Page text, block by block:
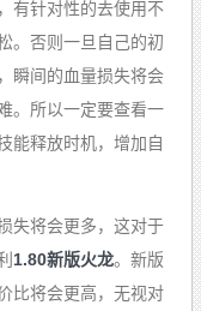
针对性的去使用不
。否则一旦自己的初
瞬间的血量损失将会
。所以一定要查看一
能释放时机，增加自
将会更多，这对于
1.80新版火龙。新版
比将会更高，无视对